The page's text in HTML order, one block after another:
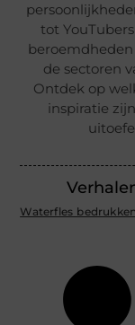
tot
de sectoren
Ontdek op
inspiratie
Waterfles bedrukken